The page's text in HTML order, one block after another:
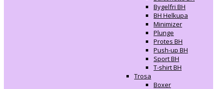
Bygelfri BH
BH Helkupa
Minimizer
Plunge
Protes BH
Push-up BH
Sport BH
T-shirt BH
Trosa
Boxer